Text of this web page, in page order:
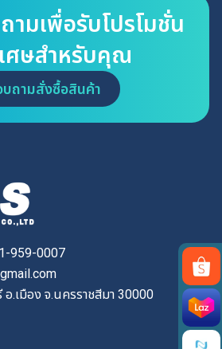
มเพื่อรับโปรโมชั่น
ศษสำหรับคุณ
บถามสั่งซื้อสินค้า
959-0007
.เมือง จ.นครราชสีมา 30000